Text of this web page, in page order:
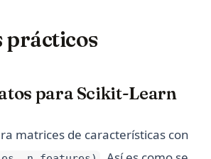
prácticos
para Scikit-Learn
matrices de características con